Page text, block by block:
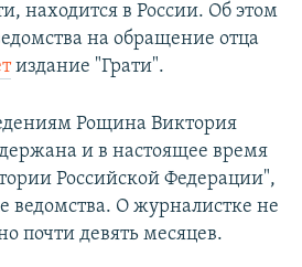
находится в России. Об этом
на обращение отца
издание "Грати".
Рощина Виктория
и в настоящее время
Российской Федерации",
ведомства. О журналистке не
почти девять месяцев.